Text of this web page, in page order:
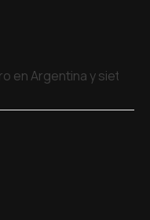
en Argentina y siete